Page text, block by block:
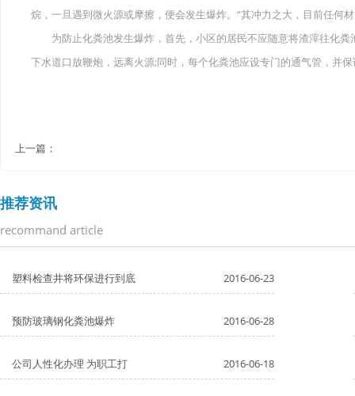
烷，一旦遇到微火源或摩擦，便会发生爆炸。“其冲力之大，目前任何
为防止化粪池发生爆炸，首先，小区的居民不应随意将渣滓往化粪
下水道口放鞭炮，远离火源;同时，每个化粪池应设专门的通气管，并
上一篇：
推荐资讯
recommand article
塑料检查井将环保进行到底 2016-06-23
预防玻璃钢化粪池爆炸 2016-06-28
公司人性化办理 为职工打 2016-06-18